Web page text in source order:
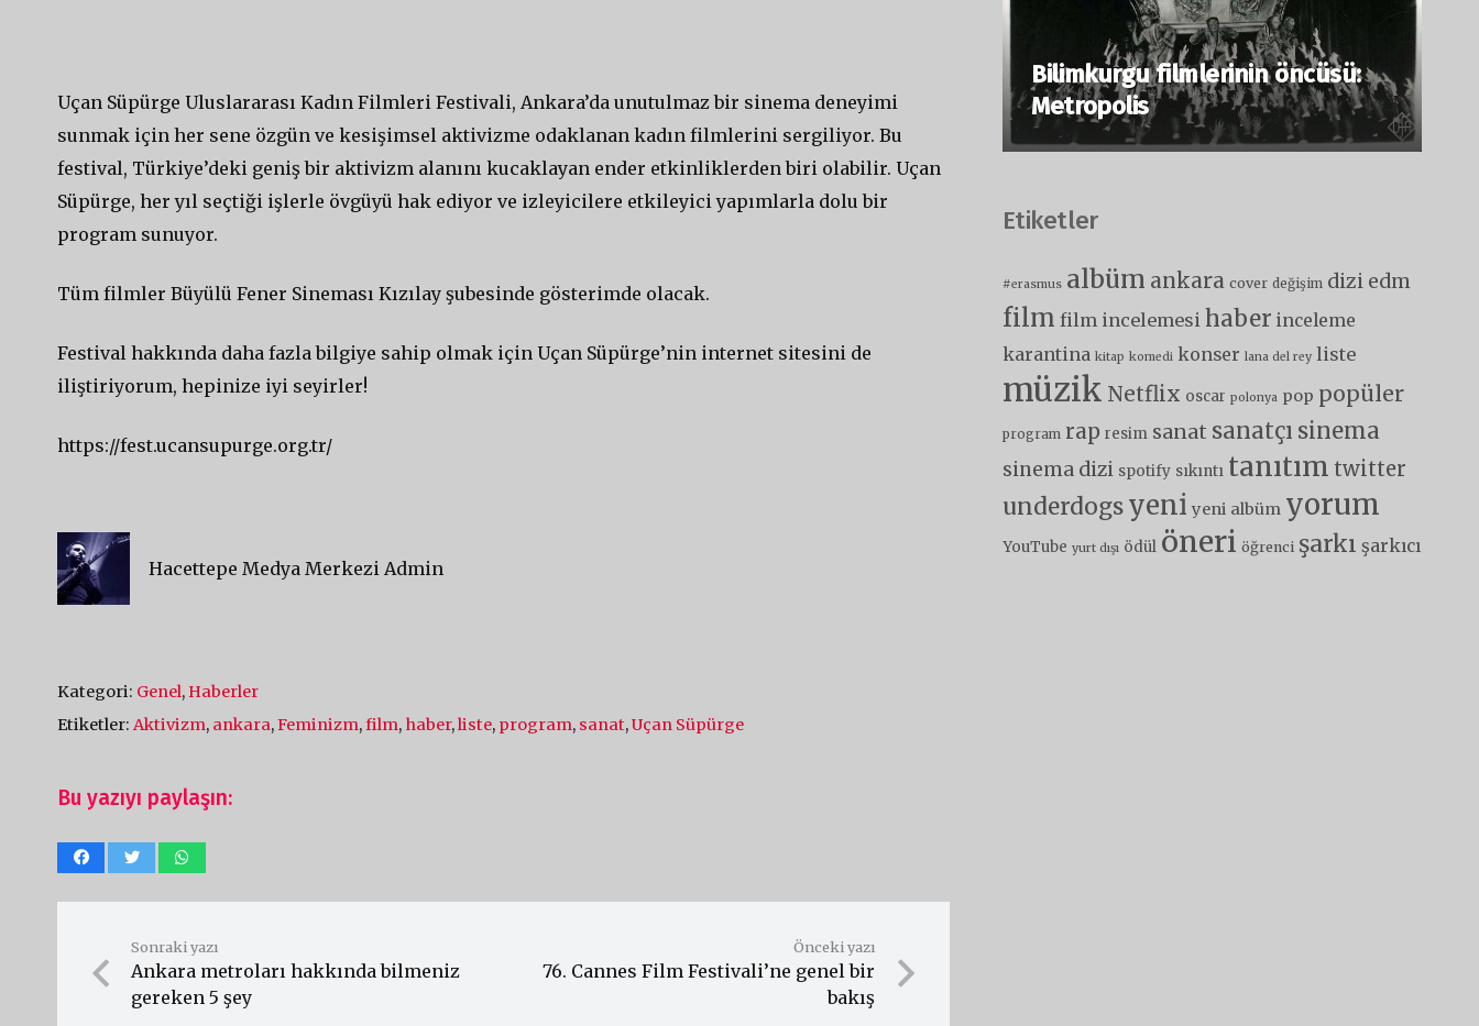
Uçan Süpürge Uluslararası Kadın Filmleri Festivali, Ankara’da unutulmaz bir sinema deneyimi
sunmak için her sene özgün ve kesişimsel aktivizme odaklanan kadın filmlerini sergiliyor. Bu
festival, Türkiye’deki geniş bir aktivizm alanını kucaklayan ender etkinliklerden biri olabilir. Uçan
Süpürge, her yıl seçtiği işlerle övgüyü hak ediyor ve izleyicilere etkileyici yapımlarla dolu bir
program sunuyor.
Tüm filmler Büyülü Fener Sineması Kızılay şubesinde gösterimde olacak.
Festival hakkında daha fazla bilgiye sahip olmak için Uçan Süpürge’nin internet sitesini de
iliştiriyorum, hepinize iyi seyirler!
https://fest.ucansupurge.org.tr/
Hacettepe Medya Merkezi Admin
Kategori: Genel,Haberler
Etiketler: Aktivizm, ankara,Feminizm,film, haber,liste, program, sanat,Uçan Süpürge
Bu yazıyı paylaşın:
Sonraki yazı
Ankara metroları hakkında bilmeniz
gereken 5 şey
Önceki yazı
76. Cannes Film Festivali’ne genel bir
bakış
Bilimkurgu filmlerinin öncüsü:
Metropolis
Etiketler
#erasmus albüm ankara cover değişim dizi edm
film film incelemesi haber inceleme
karantina kitap komedi konser lana del rey liste
müzik Netflix oscar polonya pop popüler
program rap resim sanat sanatçı sinema
sinema dizi spotify sıkıntı tanıtım twitter
underdogs yeni yeni albüm yorum
YouTube yurt dışı ödül öneri öğrenci şarkı şarkıcı